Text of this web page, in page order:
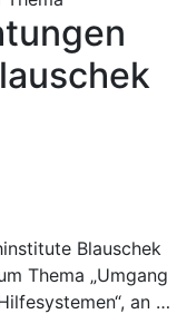
Osterlauf“
Blauschek
Thema „Umgang
an …